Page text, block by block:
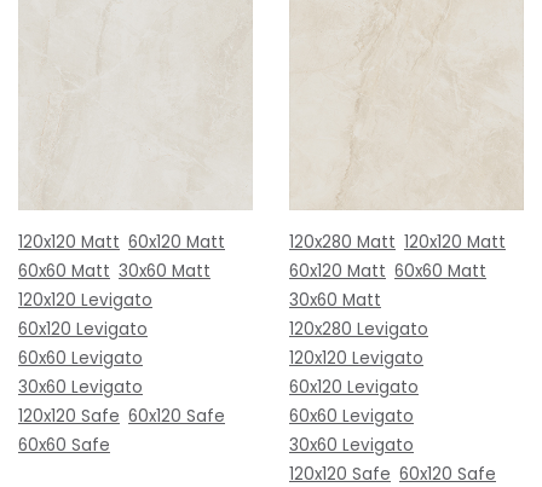
120x120 Matt 60x120 Matt
60x60 Matt 30x60 Matt
120x120 Levigato
60x120 Levigato
60x60 Levigato
30x60 Levigato
120x120 Safe 60x120 Safe
60x60 Safe
120x280 Matt 120x120 Matt
60x120 Matt 60x60 Matt
30x60 Matt
120x280 Levigato
120x120 Levigato
60x120 Levigato
60x60 Levigato
30x60 Levigato
120x120 Safe 60x120 Safe